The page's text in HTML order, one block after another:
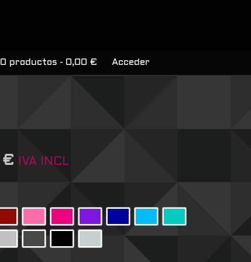
0 productos 0,00 € Acceder
€ IVA INCL